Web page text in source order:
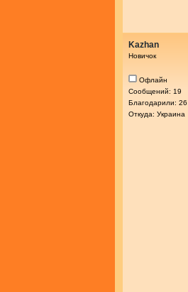
Kazhan
Новичок
Офлайн
Сообщений: 19
Благодарили: 26
Откуда: Украина